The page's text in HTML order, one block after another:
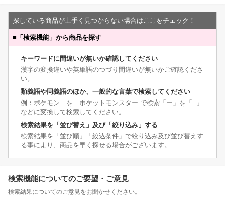
探している商品が上手く見つからない場合はここをチェック！
■ 「検索機能」から商品を探す
キーワードに間違いが無いか確認してください
漢字の変換違いや英単語のつづり間違いが無いかご確認くださ
い。
類義語や同義語のほか、一般的な言葉で検索してください
例：ポケモン を ポケットモンスター で検索「ー」を「−」
などに変換して検索してください。
検索結果を「並び替え」及び「絞り込み」する
検索結果を「並び順」「絞込条件」で絞り込み及び並び替えす
る事により、商品を早く探せる場合がございます。
検索機能についてのご要望・ご意見
検索結果についてのご意見をお聞かせください。